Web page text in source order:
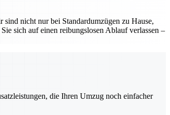
nicht nur bei Standardumzügen zu Hause,
sich auf einen reibungslosen Ablauf verlassen –
die Ihren Umzug noch einfacher